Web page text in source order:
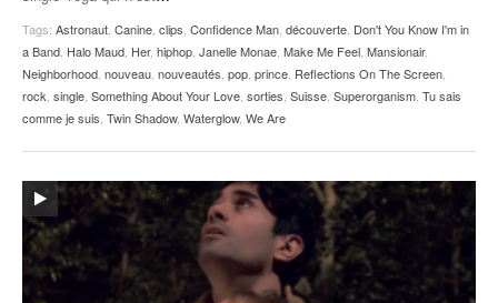
Tags: Astronaut, Canine, clips, Confidence Man, découverte, Don't You Know I'm in
a Band, Halo Maud, Her, hiphop, Janelle Monae, Make Me Feel, Mansionair,
Neighborhood, nouveau, nouveautés, pop, prince, Reflections On The Screen,
rock, single, Something About Your Love, sorties, Suisse, Superorganism, Tu sais
comme je suis, Twin Shadow, Waterglow, We Are